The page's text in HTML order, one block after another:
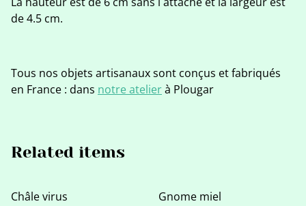
de 4.5 cm.
Tous nos objets artisanaux sont conçus et fabriqués
en France : dans notre atelierà Plougar
Related items
Châle virus
Gnome miel